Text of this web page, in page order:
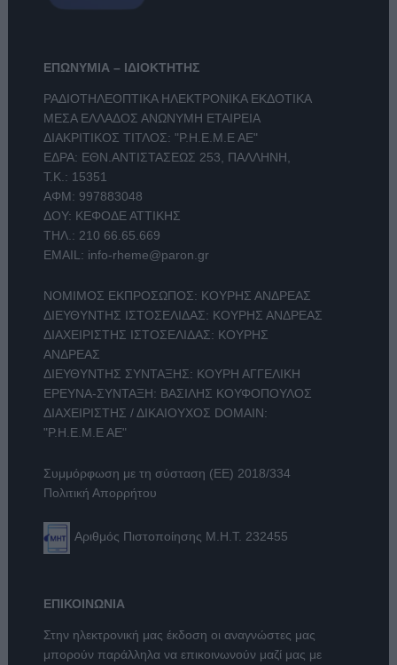
ΕΠΩΝΥΜΙΑ – ΙΔΙΟΚΤΗΤΗΣ
ΡΑΔΙΟΤΗΛΕΟΠΤΙΚΑ ΗΛΕΚΤΡΟΝΙΚΑ ΕΚΔΟΤΙΚΑ
ΜΕΣΑ ΕΛΛΑΔΟΣ ΑΝΩΝΥΜΗ ΕΤΑΙΡΕΙΑ
ΔΙΑΚΡΙΤΙΚΟΣ ΤΙΤΛΟΣ: "Ρ.Η.Ε.Μ.Ε ΑΕ"
ΕΔΡΑ: ΕΘΝ.ΑΝΤΙΣΤΑΣΕΩΣ 253, ΠΑΛΛΗΝΗ,
Τ.Κ.: 15351
ΑΦΜ: 997883048
ΔΟΥ: ΚΕΦΟΔΕ ΑΤΤΙΚΗΣ
ΤΗΛ.: 210 66.65.669
EMAIL: info-rheme@paron.gr
ΝΟΜΙΜΟΣ ΕΚΠΡΟΣΩΠΟΣ: ΚΟΥΡΗΣ ΑΝΔΡΕΑΣ
ΔΙΕΥΘΥΝΤΗΣ ΙΣΤΟΣΕΛΙΔΑΣ: ΚΟΥΡΗΣ ΑΝΔΡΕΑΣ
ΔΙΑΧΕΙΡΙΣΤΗΣ ΙΣΤΟΣΕΛΙΔΑΣ: ΚΟΥΡΗΣ
ΑΝΔΡΕΑΣ
ΔΙΕΥΘΥΝΤΗΣ ΣΥΝΤΑΞΗΣ: ΚΟΥΡΗ ΑΓΓΕΛΙΚΗ
ΕΡΕΥΝΑ-ΣΥΝΤΑΞΗ: ΒΑΣΙΛΗΣ ΚΟΥΦΟΠΟΥΛΟΣ
ΔΙΑΧΕΙΡΙΣΤΗΣ / ΔΙΚΑΙΟΥΧΟΣ DOMAIN:
"Ρ.Η.Ε.Μ.Ε ΑΕ"
Συμμόρφωση με τη σύσταση (ΕΕ) 2018/334
Πολιτική Απορρήτου
Αριθμός Πιστοποίησης Μ.Η.Τ. 232455
ΕΠΙΚΟΙΝΩΝΙΑ
Στην ηλεκτρονική μας έκδοση οι αναγνώστες μας
μπορούν παράλληλα να επικοινωνούν μαζί μας με